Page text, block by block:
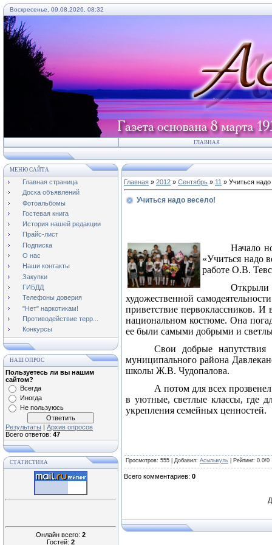
Воскресенье, 09.08.2026, 08:32
ГЛАВНАЯ
МЕНЮ САЙТА
Главная страница
Доска объявлений
Фотоальбомы
Гостевая книга
История нашей редакции
Прайс-лист
Подписка
О нас
Наши контакты
Закупки
ГИБДД
Телефоны доверия
"Нет" наркотикам!
Противодействие терр...
Конкурсы
НАШ ОПРОС
Пользуетесь ли вы нашим
сайтом?
Всегда
Иногда
Не пользуюсь
Результаты | Архив опросов
Всего ответов: 47
СТАТИСТИКА
Онлайн всего: 2
Гостей: 2
Главная » 2012 » Сентябрь » 11 » Учиться
Учиться надо весело!
Начало
«Учиться надо
работе О.В.
Открыли
художественной
приветствие первоклассников.
национальном костюме. Она
ее были самыми добрыми и
Свои добрые напутствия
муниципального района
школы Ж.В. Чудопалова.
А потом для всех
в уютные, светлые классы, где
укрепления семейных ценностей.
Просмотров: 555 | Добавил: Асылыкуль Рейтинг: 0.0/0
Всего комментариев: 0